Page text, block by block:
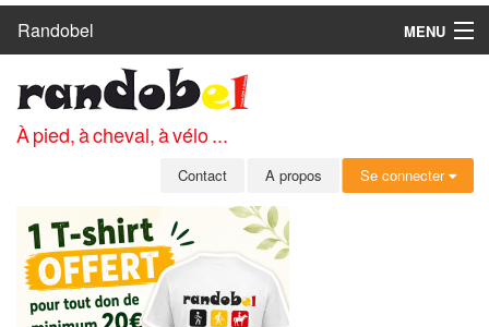
Randobel
MENU
CIRCUITS
CLUBS
MEMBRES
SE CONNECTER
INSCRIPTION GRATUITE
À pied, à cheval, à vélo ...
Contact A propos Se connecter